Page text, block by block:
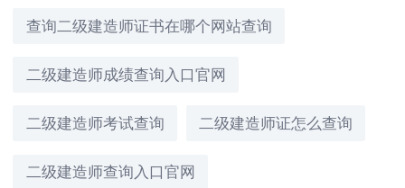
查询二级建造师证书在哪个网站查询
二级建造师成绩查询入口官网
二级建造师考试查询 二级建造师证怎么查询
二级建造师查询入口官网